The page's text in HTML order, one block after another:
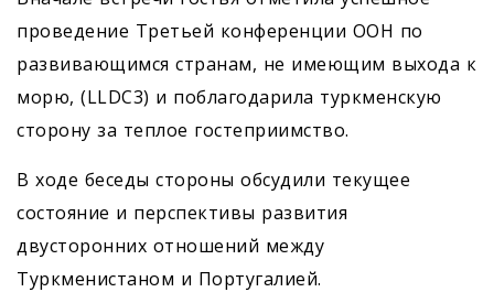
проведение Третьей конференции ООН по
развивающимся странам, не имеющим выхода к
морю, (LLDC3) и поблагодарила туркменскую
сторону за теплое гостеприимство.
В ходе беседы стороны обсудили текущее
состояние и перспективы развития
двусторонних отношений между
Туркменистаном и Португалией.